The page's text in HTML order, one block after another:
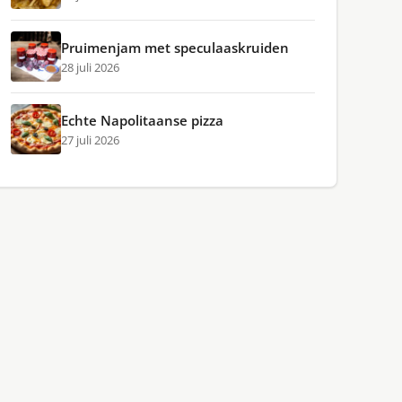
Pruimenjam met speculaaskruiden
28 juli 2026
Echte Napolitaanse pizza
27 juli 2026